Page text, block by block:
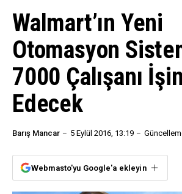
Walmart’ın Yeni
Otomasyon
7000 Çalışanı
Edecek
Barış Mancar 5 Eylül 2016, 13:19
Webmasto'yu Google'a ekleyin